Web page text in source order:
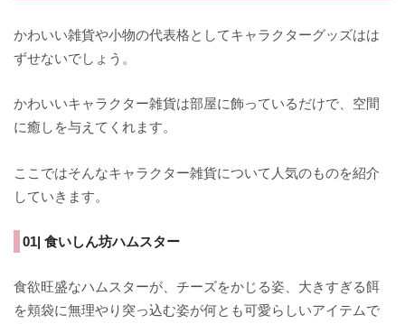
かわいい雑貨や小物の代表格としてキャラクターグッズはは
ずせないでしょう。
かわいいキャラクター雑貨は部屋に飾っているだけで、空間
に癒しを与えてくれます。
ここではそんなキャラクター雑貨について人気のものを紹介
していきます。
01| 食いしん坊ハムスター
食欲旺盛なハムスターが、チーズをかじる姿、大きすぎる餌
を頬袋に無理やり突っ込む姿が何とも可愛らしいアイテムで